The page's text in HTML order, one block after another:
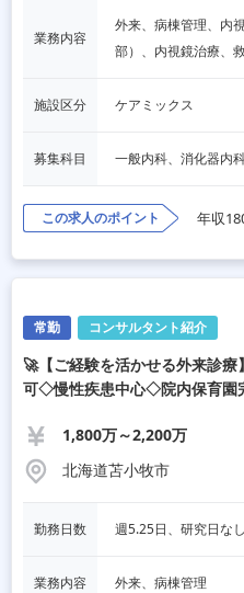
業務内容
外来、病棟管理、内
部）、内視鏡治療、
施設区分 ケアミックス
募集科目
この求人のポイント 年収
常勤 コンサルタント紹介
🚀【ご経験を活かせる外来診
可◇慢性疾患中心◇院内保育園
1,800万～2,200万
北海道苫小牧市
勤務日数 週5.25日、研究日なし
業務内容 外来、病棟管理